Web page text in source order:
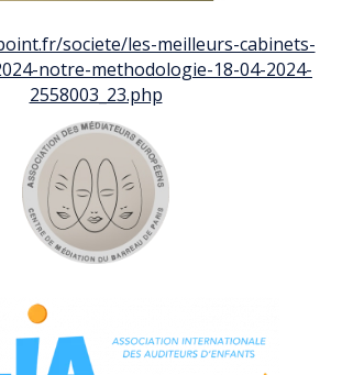
societe/les-meilleurs-cabinets-
notre-methodologie-18-04-2024-
2558003_23.php